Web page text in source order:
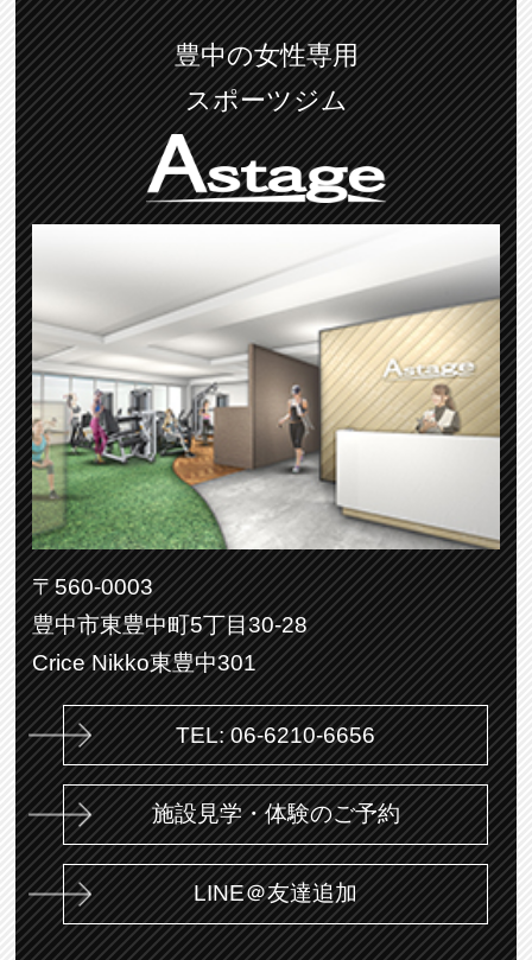
豊中の女性専用
スポーツジム
〒560-0003
豊中市東豊中町5丁目30-28
Crice Nikko東豊中301
TEL: 06-6210-6656
施設見学・体験のご予約
LINE＠友達追加